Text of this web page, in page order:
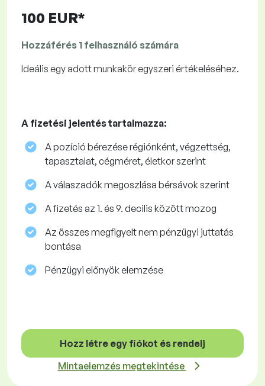
100 EUR*
Hozzáférés 1 felhasználó számára
Ideális egy adott munkakör egyszeri értékeléséhez.
A fizetési jelentés tartalmazza:
A pozíció bérezése régiónként, végzettség,
tapasztalat, cégméret, életkor szerint
A válaszadók megoszlása ​​bérsávok szerint
A fizetés az 1. és 9. decilis között mozog
Az összes megfigyelt nem pénzügyi juttatás
bontása
Pénzügyi előnyök elemzése
Hozz létre egy fiókot és rendelj
Mintaelemzés megtekintése